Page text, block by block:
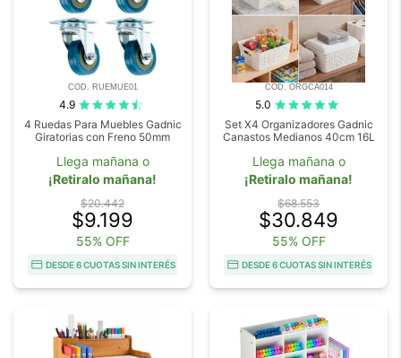
COD. RUEMUE01
4.9
4 Ruedas Para Muebles Gadnic
Giratorias con Freno 50mm
Llega mañana o
¡Retiralo mañana!
$20.442
$9.199
55% OFF
DESDE 6 CUOTAS SIN INTERÉS
COD. ORGCA014
5.0
Set X4 Organizadores Gadnic
Canastos Medianos 40cm 16L
Llega mañana o
¡Retiralo mañana!
$68.553
$30.849
55% OFF
DESDE 6 CUOTAS SIN INTERÉS